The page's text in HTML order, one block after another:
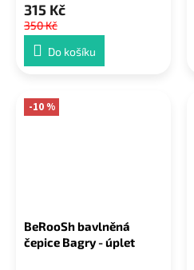
315 Kč
350 Kč
Do košíku
-10 %
BeRooSh bavlněná
čepice Bagry - úplet